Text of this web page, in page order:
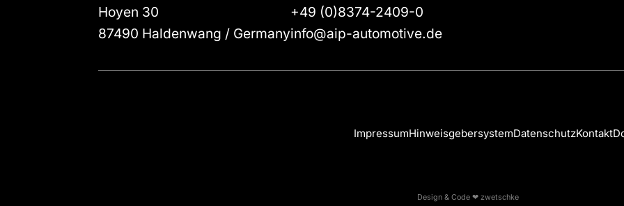
Hoyen 30
87490 Haldenwang / Germany
+49 (0)8374-2409-0
info@aip-automotive.de
ImpressumHinweisgebersystemDatenschutzKontakt
Design & Code ❤ zwetschke